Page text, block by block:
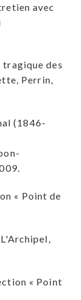
avec
des
Perrin,
(1846-
« Point de
« Point